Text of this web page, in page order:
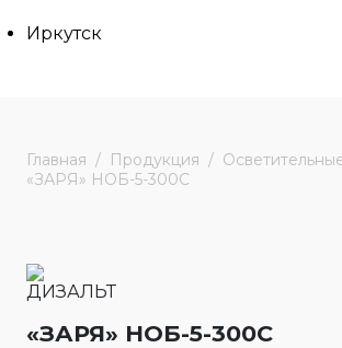
Иркутск
Главная Продукция
«ЗАРЯ» НОБ-5-300С
«ЗАРЯ» НОБ-5-300С